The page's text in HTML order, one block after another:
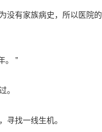
没有家族病史，所以医院的
。 ”
。
寻找一线生机。